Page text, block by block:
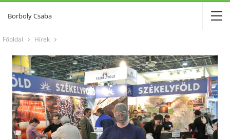
Borboly Csaba
Főoldal Hírek